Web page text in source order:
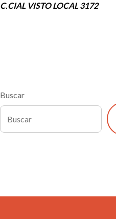
C.CIAL VISTO LOCAL 3172
Buscar